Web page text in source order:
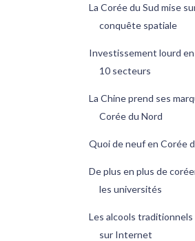
La Corée du Sud mise
conquête spatiale
Investissement lourd
10 secteurs
La Chine prend ses
Corée du Nord
Quoi de neuf en Corée
De plus en plus de
les universités
Les alcools
sur Internet